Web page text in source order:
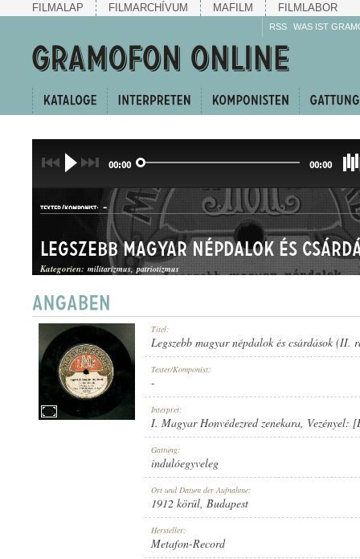
FILMALAP FILMARCHÍVUM MAFILM FILMLABOR
RSS WAS IST
00:00 00:00
TEXTER/KOMPONIST: -
GATTUNG: INDULÓEGYVELEG
1912 KÖRÜL
Kategorien: militarizmus patriotizmus
Titel:
Legszebb magyar népdalok és csárdások (II.
Texter/Komponist:
-
Interpret:
I. Magyar Honvédezred zenekara, Vezényel:
Gattung:
indulóegyveleg
Ort und Datum der Aufnahme:
1912 körül, Budapest
Hersteller:
Metafon-Record